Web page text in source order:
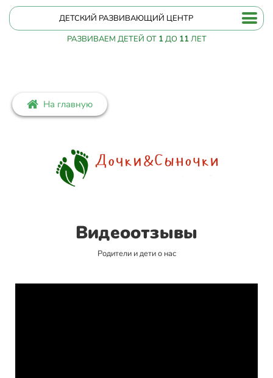
ДЕТСКИЙ РАЗВИВАЮЩИЙ ЦЕНТР
РАЗВИВАЕМ ДЕТЕЙ ОТ 1ДО 11ЛЕТ
На главную
Видеоотзывы
Родители и дети о нас